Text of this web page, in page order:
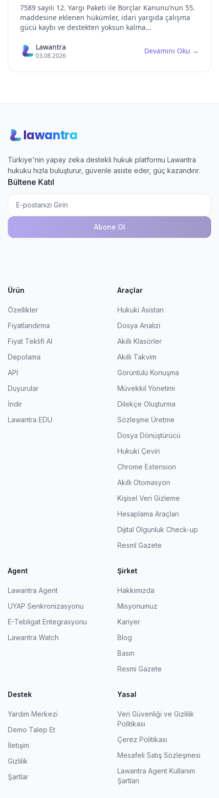
7589 sayılı 12. Yargı Paketi ile Borçlar Kanunu’nun 55.
maddesine eklenen hükümler, idari yargıda çalışma
gücü kaybı ve destekten yoksun kalma
değiştirmiştir. Bu makalede, Danıştay içtihadından
ayrılan yeni yasal düzenlemenin idari yargı pratikleri
Lawantra
03.08.2026
Devamını Oku →
lawantra
Türkiye'nin yapay zeka destekli hukuk platformu Lawantra
hukuku hızla buluşturur, güvenle asiste eder, güç kazandırır.
Bültene Katıl
Abone Ol
Ürün
Özellikler
Fiyatlandırma
Fiyat Teklifi Al
Depolama
API
Duyurular
İndir
Lawantra EDU
Araçlar
Hukuki Asistan
Dosya Analizi
Akıllı Klasörler
Akıllı Takvim
Görüntülü Konuşma
Müvekkil Yönetimi
Dilekçe Oluşturma
Sözleşme Üretme
Dosya Dönüştürücü
Hukuki Çeviri
Chrome Extension
Akıllı Otomasyon
Kişisel Veri Gizleme
Hesaplama Araçları
Dijital Olgunluk Check-up
Resmî Gazete
Agent
Lawantra Agent
UYAP Senkronizasyonu
E-Tebligat Entegrasyonu
Lawantra Watch
Şirket
Hakkımızda
Misyonumuz
Kariyer
Blog
Basın
Resmi Gazete
Destek
Yardım Merkezi
Demo Talep Et
İletişim
Gizlilik
Şartlar
Yasal
Veri Güvenliği ve Gizlilik
Politikası
Çerez Politikası
Mesafeli Satış Sözleşmesi
Lawantra Agent Kullanım
Şartları